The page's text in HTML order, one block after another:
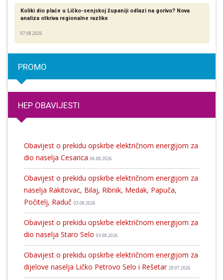
Koliki dio plaće u Ličko-senjskoj županiji odlazi na gorivo? Nova
analiza otkriva regionalne razlike​
07.08.2026
PROMO
HEP OBAVIJESTI
Obavijest o prekidu opskrbe električnom energijom za
dio naselja Cesarica 06.08.2026
Obavijest o prekidu opskrbe električnom energijom za
naselja Rakitovac, Bilaj, Ribnik, Medak, Papuča,
Počitelj, Raduč 03.08.2026
Obavijest o prekidu opskrbe električnom energijom za
dio naselja Staro Selo 03.08.2026
Obavijest o prekidu opskrbe električnom energijom za
dijelove naselja Ličko Petrovo Selo i Rešetar 28.07.2026